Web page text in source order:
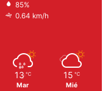
85%
0.64 km/h
13 ℃
Mar
15 ℃
Mié